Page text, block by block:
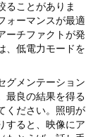
ることがありま
ォーマンスが最適
ーチファクトが発
、低電力モードを
グメンテーション
最良の結果を得る
ください。照明が
すると、映像にア